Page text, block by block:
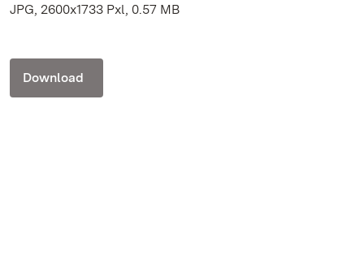
JPG, 2600x1733 Pxl, 0.57 MB
Download